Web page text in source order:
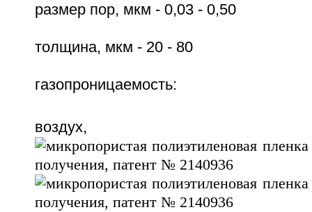
размер пор, мкм - 0,03 - 0,50
толщина, мкм - 20 - 80
газопроницаемость: